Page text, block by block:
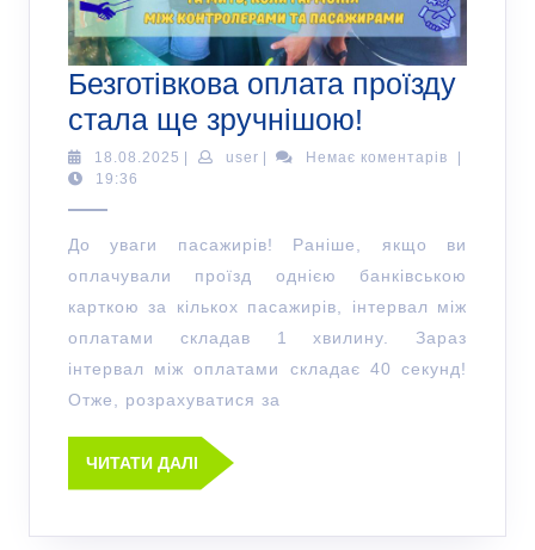
Безготівкова оплата проїзду
стала ще зручнішою!
18.08.2025 | user | Немає коментарів
|
19:36
До уваги пасажирів! Раніше, якщо ви
оплачували проїзд однією банківською
карткою за кількох пасажирів, інтервал між
оплатами складав 1 хвилину. Зараз
інтервал між оплатами складає 40 секунд!
Отже, розрахуватися за
ЧИТАТИ ДАЛІ